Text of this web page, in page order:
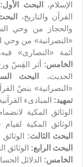
الإسلام،
البحث الأول:
القرآن والتاريخ،
والحجاز من وحي
«النصرانية» من وحي
أئمة «النصارى»
الخامس: أثر القِسّ
الحديث،
البحث
«النصرانية» بنصّ
تمهيد: المبادىء
الوثائق المكية
الوثائق المكية
البحث الثالث:
البحث الرابع: الوثائق
الخامس: الدلائل